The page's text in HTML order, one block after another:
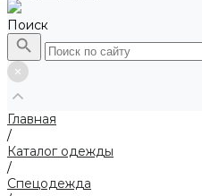
Поиск
Главная
/
Каталог одежды
/
Спецодежда